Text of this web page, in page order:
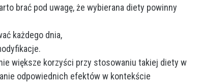
brać pod uwagę, że wybierana diety powinny
każdego dnia,
większe korzyści przy stosowaniu takiej diety w
odpowiednich efektów w kontekście